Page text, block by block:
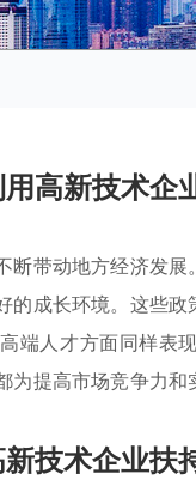
高新技术企
断带动地方经济发展
的成长环境。这些
端人才方面同样表
为提高市场竞争力
技术企业扶